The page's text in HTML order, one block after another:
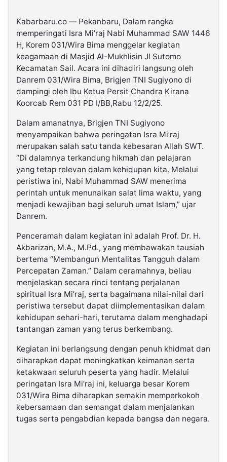
Kabarbaru.co — Pekanbaru, Dalam rangka
memperingati Isra Mi’raj Nabi Muhammad SAW 1446
H, Korem 031/Wira Bima menggelar kegiatan
keagamaan di Masjid Al-Mukhlisin Jl Sutomo
Kecamatan Sail. Acara ini dihadiri langsung oleh
Danrem 031/Wira Bima, Brigjen TNI Sugiyono di
dampingi oleh Ibu Ketua Persit Chandra Kirana
Koorcab Rem 031 PD I/BB,Rabu 12/2/25.
Dalam amanatnya, Brigjen TNI Sugiyono
menyampaikan bahwa peringatan Isra Mi’raj
merupakan salah satu tanda kebesaran Allah SWT.
“Di dalamnya terkandung hikmah dan pelajaran
yang tetap relevan dalam kehidupan kita. Melalui
peristiwa ini, Nabi Muhammad SAW menerima
perintah untuk menunaikan salat lima waktu, yang
menjadi kewajiban bagi seluruh umat Islam,” ujar
Danrem.
Penceramah dalam kegiatan ini adalah Prof. Dr. H.
Akbarizan, M.A., M.Pd., yang membawakan tausiah
bertema “Membangun Mentalitas Tangguh dalam
Percepatan Zaman.” Dalam ceramahnya, beliau
menjelaskan secara rinci tentang perjalanan
spiritual Isra Mi’raj, serta bagaimana nilai-nilai dari
peristiwa tersebut dapat diimplementasikan dalam
kehidupan sehari-hari, terutama dalam menghadapi
tantangan zaman yang terus berkembang.
Kegiatan ini berlangsung dengan penuh khidmat dan
diharapkan dapat meningkatkan keimanan serta
ketakwaan seluruh peserta yang hadir. Melalui
peringatan Isra Mi’raj ini, keluarga besar Korem
031/Wira Bima diharapkan semakin memperkokoh
kebersamaan dan semangat dalam menjalankan
tugas serta pengabdian kepada bangsa dan negara.